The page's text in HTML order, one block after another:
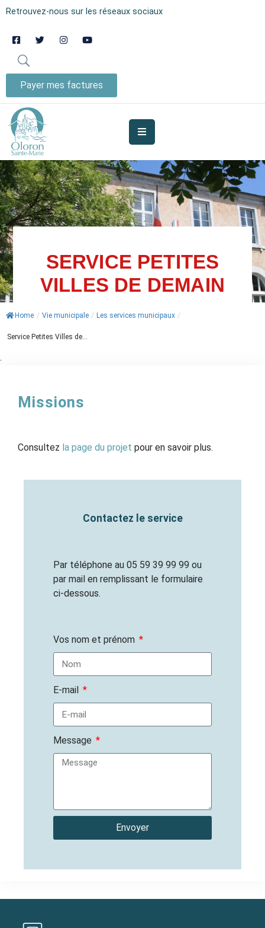
Retrouvez-nous sur les réseaux sociaux
Payer mes factures
AUJOURD’HUI
OLORON
JE
SUIS
MES
SERVICES
VIE
MUNICIPALE
JE
PARTICIPE
ACTUALITÉS
AGENDA
MES
FACTURES
SERVICE PETITES
VILLES DE DEMAIN
Home / Vie municipale / Les services municipaux /
Service Petites Villes de...
.
Missions
Consultez la page du projet pour en savoir plus.
Contactez le service
Par téléphone au 05 59 39 99 99 ou
par mail en remplissant le formulaire
ci-dessous.
Vos nom et prénom
E-mail
Message
Envoyer